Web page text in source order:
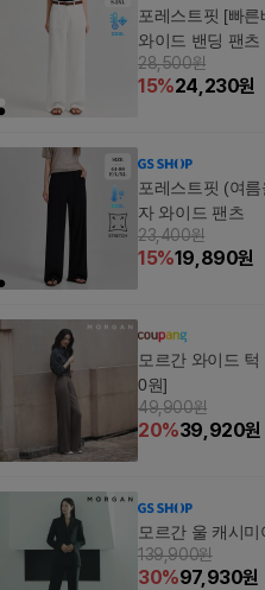
포레스트핏 [빠
와이드 밴딩 팬츠
28,500원
15%24,230원
포레스트핏 (여
자 와이드 팬츠
23,400원
15%19,890원
모르간 와이드
0원]
49,900원
20%39,920원
모르간 울 캐시
139,900원
30%97,930원